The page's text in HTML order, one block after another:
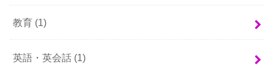
教育 (1)
英語・英会話 (1)